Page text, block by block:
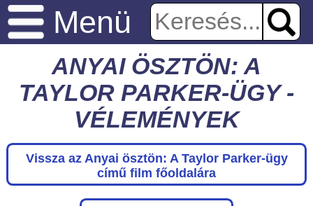
Menü
ANYAI ÖSZTÖN: A
TAYLOR PARKER-ÜGY -
VÉLEMÉNYEK
Vissza az Anyai ösztön: A Taylor Parker-ügy
című film főoldalára